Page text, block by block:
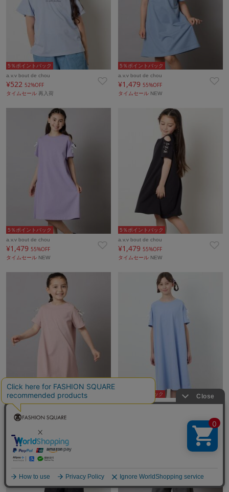
5％ポイントバック
a.v.v bout de chou
¥522 52%OFF
タイムセール 再入荷
5％ポイントバック
a.v.v bout de chou
¥1,47955%OFF
タイムセール NEW
5％ポイントバック
a.v.v bout de chou
¥1,479 55%OFF
タイムセール NEW
5％ポイントバック
a.v.v bout de chou
¥1,47955%OFF
タイムセール NEW
5％ポイントバック
a.v.v bout de chou
¥1,479
タイムセール
5％ポイントバック
a.v.v bout de chou